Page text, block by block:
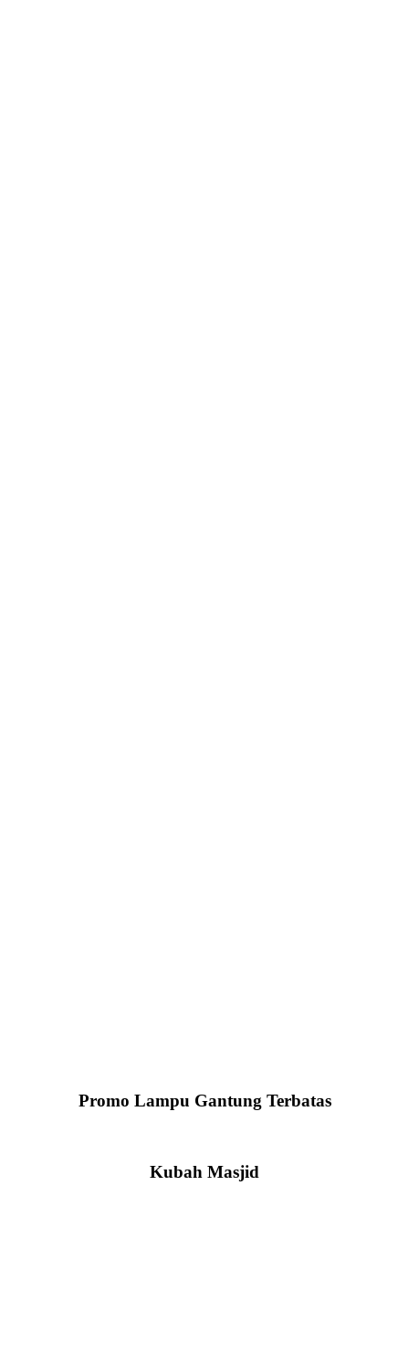
Promo Lampu Gantung Terbatas
Kubah Masjid